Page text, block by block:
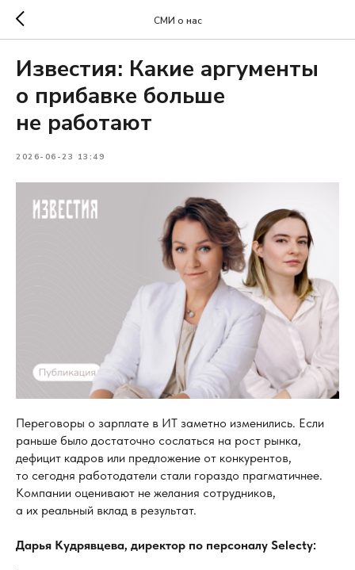
СМИ о нас
Известия: Какие аргументы
о прибавке больше
не работают
2026-06-23 13:49
Переговоры о зарплате в ИТ заметно изменились. Если
раньше было достаточно сослаться на рост рынка,
дефицит кадров или предложение от конкурентов,
то сегодня работодатели стали гораздо прагматичнее.
Компании оценивают не желания сотрудников,
а их реальный вклад в результат.
Дарья Кудрявцева, директор по персоналу Selecty: